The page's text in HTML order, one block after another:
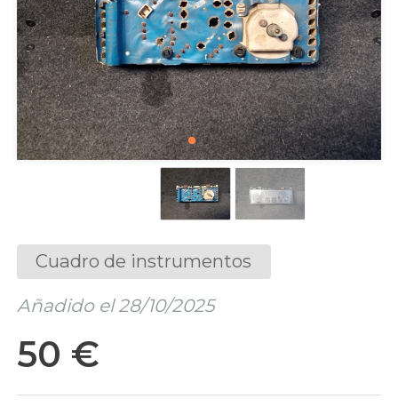
Cuadro de instrumentos
Añadido el 28/10/2025
50 €